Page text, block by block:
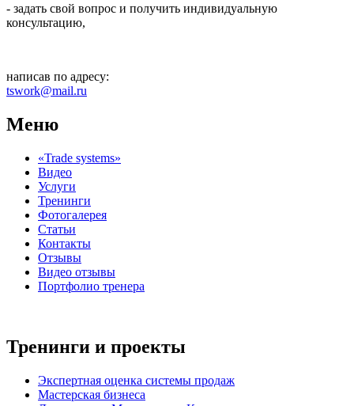
- задать свой вопрос и получить индивидуальную
консультацию,
написав по адресу:
tswork@mail.ru
Меню
«Trade systems»
Видео
Услуги
Тренинги
Фотогалерея
Cтатьи
Контакты
Отзывы
Видео отзывы
Портфолио тренера
Тренинги и проекты
Экспертная оценка системы продаж
Мастерская бизнеса